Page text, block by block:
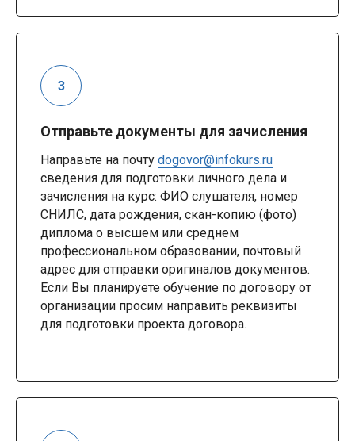
Отправьте документы для зачисления
Направьте на почту dogovor@infokurs.ru
сведения для подготовки личного дела и
зачисления на курс: ФИО слушателя, номер
СНИЛС, дата рождения, скан-копию (фото)
диплома о высшем или среднем
профессиональном образовании, почтовый
адрес для отправки оригиналов документов.
Если Вы планируете обучение по договору от
организации просим направить реквизиты
для подготовки проекта договора.